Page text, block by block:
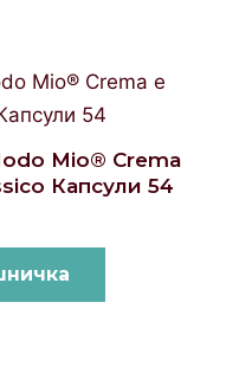
Mio® Crema
Капсули 54